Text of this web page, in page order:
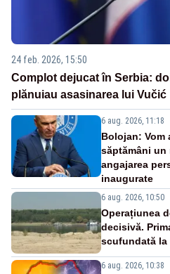
24 feb. 2026, 15:50
Complot dejucat în Serbia:
plănuiau asasinarea lui Vučić
6 aug. 2026, 11:18
Bolojan: Vom
săptămâni un
angajarea
inaugurate
6 aug. 2026, 10:50
Operațiunea
decisivă.
scufundată la
6 aug. 2026, 10:38